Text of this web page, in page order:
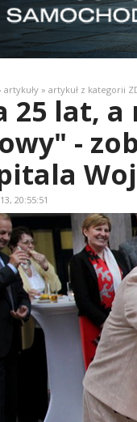
» artykuł z kategorii
25 lat,
-
20:55:51